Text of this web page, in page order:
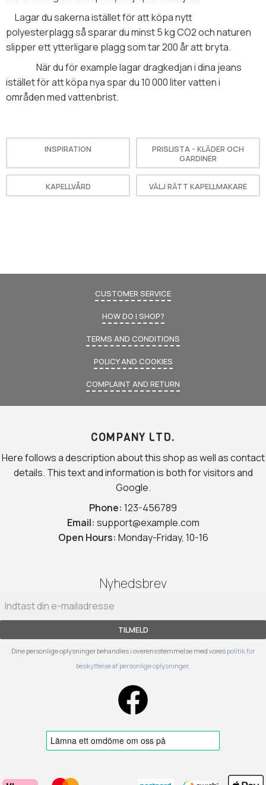
Lagar du sakerna istället för att köpa nytt
polyesterplagg så sparar du minst 5 kg CO2 och naturen
slipper ett ytterligare plagg som tar 200 år att bryta.
När du för example lagar dragkedjan i dina jeans
istället för att köpa nya spar du 10 000 liter vatten i
områden med vattenbrist.
INSPIRATION
PRISLISTA - KLÄDER OCH
GARDINER
KAPELLVÅRD VÄLJ RÄTT KAPELLMAKARE
CUSTOMER SERVICE
HOW DO I SHOP?
TERMS AND CONDITIONS
POLICY AND COOKIES
COMPLAINT AND RETURN
COMPANY LTD.
Here follows a description about this shop as well as contact
details. This text and information is both for visitors and
Google.
Phone: 123-456789
Email: support@example.com
Open Hours: Monday-Friday, 10-16
Nyhedsbrev
TILMELD
Dine personlige oplysninger behandles i overensstemmelse med vores politik for
beskyttelse af personlige oplysninger.